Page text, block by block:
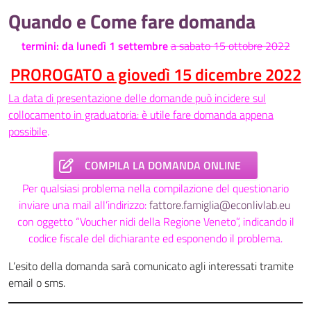
Quando e Come fare domanda
termini: da lunedì 1 settembrea sabato 15 ottobre 2022
PROROGATO a giovedì 15 dicembre 2022
La data di presentazione delle domande può incidere sul
collocamento in graduatoria: è utile fare domanda appena
possibile.
COMPILA LA DOMANDA ONLINE
Per qualsiasi problema nella compilazione del questionario
inviare una mail all’indirizzo:fattore.famiglia@econlivlab.eu
con oggetto “Voucher nidi della Regione Veneto”, indicando il
codice fiscale del dichiarante ed esponendo il problema.
L’esito della domanda sarà comunicato agli interessati tramite
email o sms.